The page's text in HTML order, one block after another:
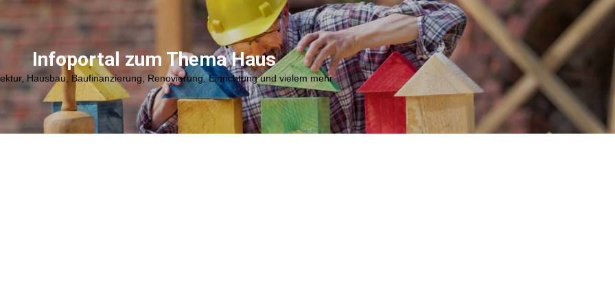
Infoportal zum Thema Haus
Hausbau, Baufinanzierung, Renovierung, Einrichtung und vielem mehr